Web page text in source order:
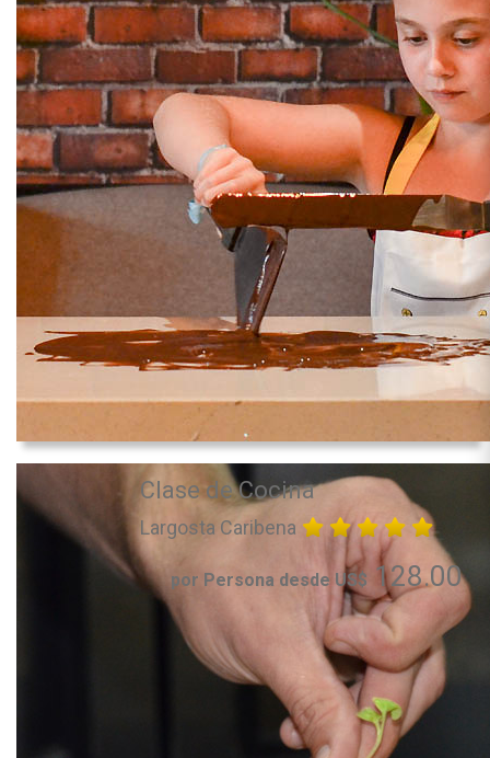
Clase de Cocina
Largosta Caribena
por Persona desde US$ 128.00